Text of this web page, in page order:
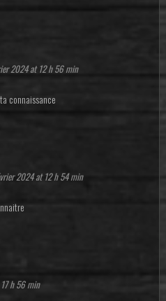
2024 at 12 h 56 min
connaissance
2024 at 12 h 54 min
h 56 min